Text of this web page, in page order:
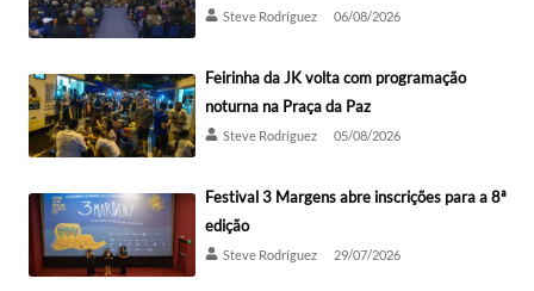
Steve Rodríguez 06/08/2026
Feirinha da JK volta com programação
noturna na Praça da Paz
Steve Rodríguez 05/08/2026
Festival 3 Margens abre inscrições para a 8ª
edição
Steve Rodríguez 29/07/2026